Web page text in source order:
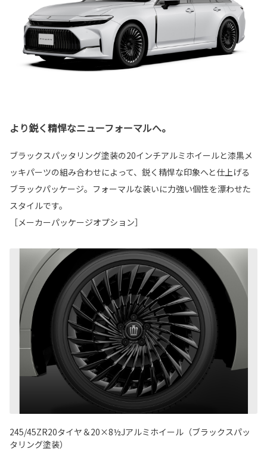
より鋭く精悍なニューフォーマルへ。
ブラックスパッタリング塗装の20インチアルミホイールと漆黒メ
ッキパーツの組み合わせによって、鋭く精悍な印象へと仕上げる
ブラックパッケージ。フォーマルな装いに力強い個性を漂わせた
スタイルです。
［メーカーパッケージオプション］
245/45ZR20タイヤ＆20×8½Jアルミホイール（ブラックスパッ
タリング塗装）